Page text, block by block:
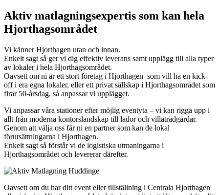
Aktiv matlagningsexpertis som kan hela
Hjorthagsområdet
Vi känner Hjorthagen utan och innan.
Enkelt sagt så ger vi dig effektiv leverans samt upplägg till alla typer
av lokaler i hela Hjorthagsområdet.
Oavsett om ni är ett stort företag i Hjorthagen som vill ha en kick-
off i era egna lokaler, eller ett privat sällskap i Hjorthagsområdet som
firar 50-årsdag, så anpassar vi upplägget.
Vi anpassar våra stationer efter möjlig eventyta – vi kan rigga upp i
allt från moderna kontorslandskap till lador och villaträdgårdar.
Genom att välja oss får ni en partner som kan de lokal
förutsättningarna i Hjorthagen.
Enkelt sagt så förstår vi de logistiska utmaningarna i
Hjorthagsområdet och levererar därefter.
Oavsett om du har ditt event eller tillställning i Centrala Hjorthagen